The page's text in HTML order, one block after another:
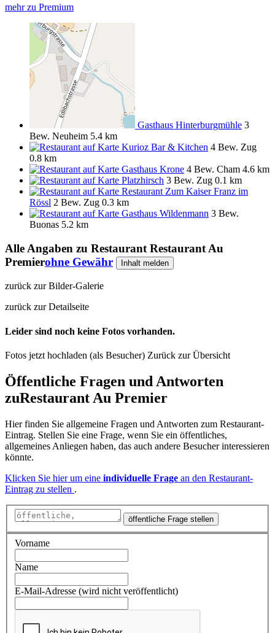
mehr zu Premium
Gasthaus Hinterburgmühle 3
Bew. Neuheim 5.4 km
Kurioz Bar & Kitchen 4 Bew. Zug
0.8 km
Gasthaus Krone 4 Bew. Cham 4.6 km
Platzhirsch 3 Bew. Zug 0.1 km
Restaurant Zum Kaiser Franz im
Rössl 2 Bew. Zug 0.3 km
Gasthaus Wildenmann 3 Bew.
Buonas 5.2 km
Alle Angaben zu Restaurant Restaurant Au
Premierohne Gewähr Inhalt melden
zurück zur Bilder-Galerie
zurück zur Detailseite
Leider sind noch keine Fotos vorhanden.
Fotos jetzt hochladen (als Besucher) Zurück zur Übersicht
Öffentliche Fragen und Antworten
zuRestaurant Au Premier
Hier finden Sie allgemeine Fragen und Antworten zum Restaurant-
Eintrag. Stellen Sie eine Frage, wenn Sie ein öffentliches,
allgemeines Anliegen haben, das auch andere Besucher interessieren
könnte.
Klicken Sie hier um eine individuelle Frage an den Restaurant-
Eintrag zu stellen .
öffentliche Frage stellen
Vorname
Name
E-Mail-Adresse (wird nicht veröffentlicht)